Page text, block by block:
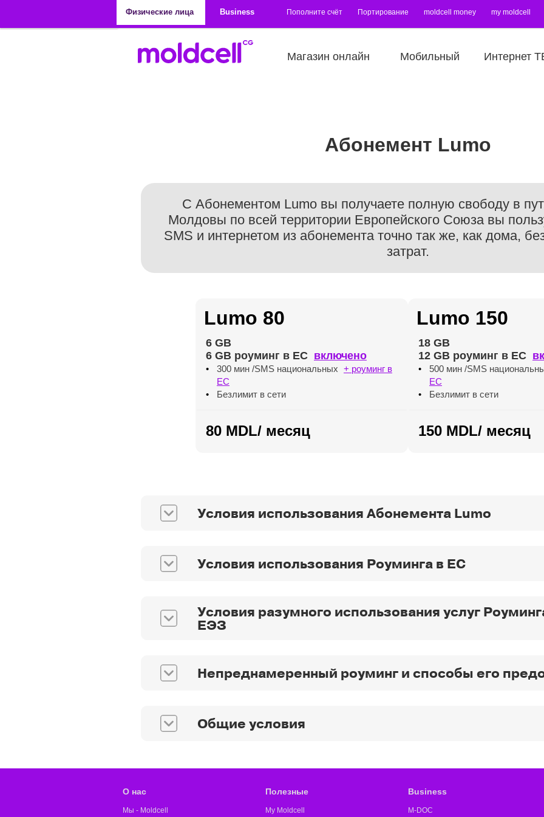
Физические лица
Business Пополните счёт Портирование moldcell money my moldcell
Магазин онлайн Мобильный Интернет
Абонемент Lumo
С Абонементом Lumo вы получаете полную свободу в
Молдовы по всей территории Европейского Союза вы
SMS и интернетом из абонемента точно так же, как дома,
затрат.
Lumo 80
6 GB
6 GB роуминг в ЕС включено
300 мин /SMS национальных + роуминг в
ЕС
Безлимит в сети
80 MDL/ месяц
Lumo 150
18 GB
12 GB роуминг в ЕС
500 мин /SMS
ЕС
Безлимит в сети
150 MDL/ месяц
Условия использования Абонемента Lumo
Условия использования Роуминга в ЕС
Условия разумного использования услуг
ЕЭЗ
Непреднамеренный роуминг и способы его
Общие условия
О нас
Мы - Moldcell
Полезные
My Moldcell
Business
M-DOC